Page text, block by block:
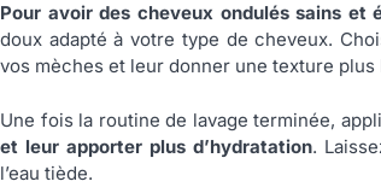
Pour avoir des cheveux ondulés sains et
doux adapté à votre type de cheveux.
vos mèches et leur donner une texture plus
Une fois la routine de lavage terminée,
et leur apporter plus d’hydratation.
l’eau tiède.